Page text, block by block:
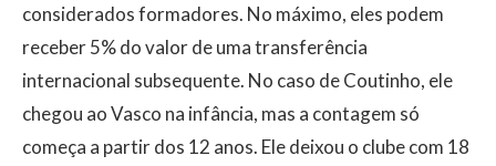
considerados formadores. No máximo, eles podem
receber 5% do valor de uma transferência
internacional subsequente. No caso de Coutinho, ele
chegou ao Vasco na infância, mas a contagem só
começa a partir dos 12 anos. Ele deixou o clube com 18